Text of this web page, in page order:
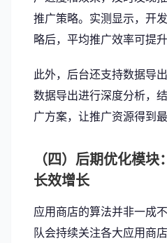
推广策略。实测显示，开
略后，平均推广效率可提升
此外，后台还支持数据导
数据导出进行深度分析，
广方案，让推广资源得到最
（四）后期优化模
长效增长
应用商店的算法并非一成
队会持续关注各大应用商